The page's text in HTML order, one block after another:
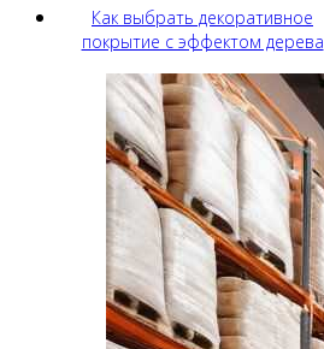
Как выбрать декоративное
покрытие с эффектом дерева